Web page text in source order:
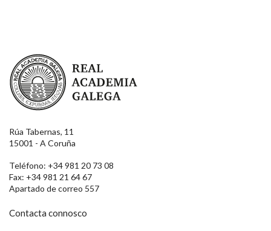
Real Academia Galega
Rúa Tabernas, 11
15001 - A Coruña
Teléfono: +34 981 20 73 08
Fax: +34 981 21 64 67
Apartado de correo 557
Contacta connosco